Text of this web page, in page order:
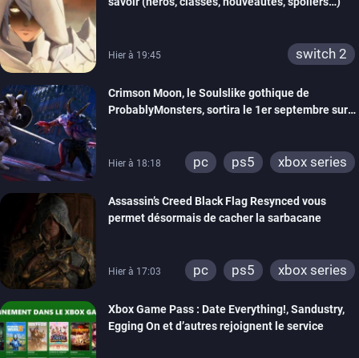
Hier à 19:45 switch 2
Crimson Moon, le Soulslike gothique de
ProbablyMonsters, sortira le 1er septembre sur
Hier à 18:18 pc ps5 xbox series
Assassin’s Creed Black Flag Resynced vous
permet désormais de cacher la sarbacane
Hier à 17:03 pc ps5 xbox series
Xbox Game Pass : Date Everything!, Sandustry,
Egging On et d’autres rejoignent le service